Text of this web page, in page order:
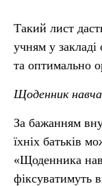
Такий лист
учням у закладі
та оптимально
Щоденник
За бажанням
їхніх батьків
«Щоденника
фіксуватимуть